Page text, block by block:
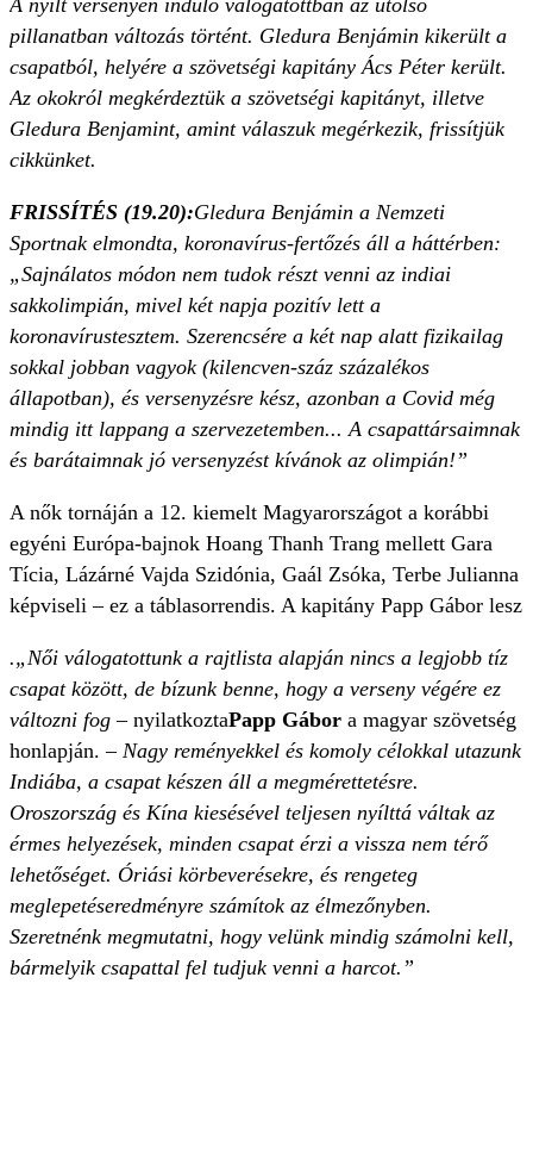
A nyílt versenyen induló válogatottban az utolsó
pillanatban változás történt. Gledura Benjámin kikerült a
csapatból, helyére a szövetségi kapitány Ács Péter került.
Az okokról megkérdeztük a szövetségi kapitányt, illetve
Gledura Benjamint, amint válaszuk megérkezik, frissítjük
cikkünket.
FRISSÍTÉS (19.20):Gledura Benjámin a Nemzeti
Sportnak elmondta, koronavírus-fertőzés áll a háttérben:
„Sajnálatos módon nem tudok részt venni az indiai
sakkolimpián, mivel két napja pozitív lett a
koronavírustesztem. Szerencsére a két nap alatt fizikailag
sokkal jobban vagyok (kilencven-száz százalékos
állapotban), és versenyzésre kész, azonban a Covid még
mindig itt lappang a szervezetemben... A csapattársaimnak
és barátaimnak jó versenyzést kívánok az olimpián!”
A nők tornáján a 12. kiemelt Magyarországot a korábbi
egyéni Európa-bajnok Hoang Thanh Trang mellett Gara
Tícia, Lázárné Vajda Szidónia, Gaál Zsóka, Terbe Julianna
képviseli – ez a táblasorrendis. A kapitány Papp Gábor lesz
.„Női válogatottunk a rajtlista alapján nincs a legjobb tíz
csapat között, de bízunk benne, hogy a verseny végére ez
változni fog – nyilatkoztaPapp Gábor a magyar szövetség
honlapján.– Nagy reményekkel és komoly célokkal utazunk
Indiába, a csapat készen áll a megmérettetésre.
Oroszország és Kína kiesésével teljesen nyílttá váltak az
érmes helyezések, minden csapat érzi a vissza nem térő
lehetőséget. Óriási körbeverésekre, és rengeteg
meglepetéseredményre számítok az élmezőnyben.
Szeretnénk megmutatni, hogy velünk mindig számolni kell,
bármelyik csapattal fel tudjuk venni a harcot.”